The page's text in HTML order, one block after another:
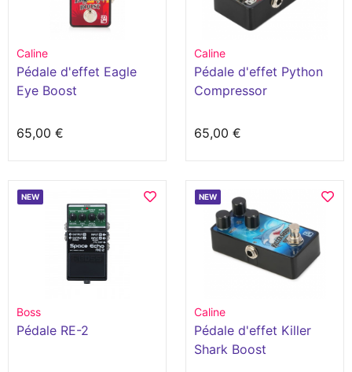
Caline
Pédale d'effet Eagle
Eye Boost
65,00 €
Caline
Pédale d'effet Python
Compressor
65,00 €
NEW
Boss
Pédale RE-2
NEW
Caline
Pédale d'effet Killer
Shark Boost